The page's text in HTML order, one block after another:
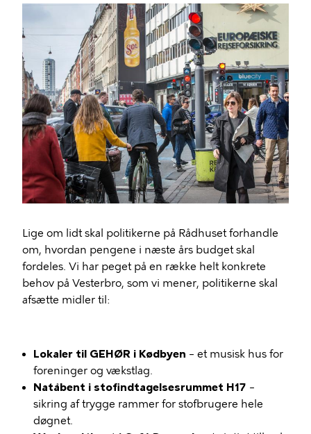
Lige om lidt skal politikerne på Rådhuset forhandle
om, hvordan pengene i næste års budget skal
fordeles. Vi har peget på en række helt konkrete
behov på Vesterbro, som vi mener, politikerne skal
afsætte midler til:
Lokaler til GEHØR i Kødbyen – et musisk hus for
foreninger og vækstlag.
Natåbent i stofindtagelsesrummet H17 –
sikring af trygge rammer for stofbrugere hele
døgnet.